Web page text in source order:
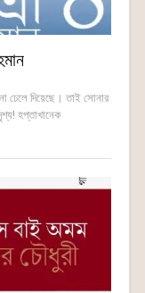
ঢেলে দিয়েছে। তাই সোনার
হপ্তাখানেক